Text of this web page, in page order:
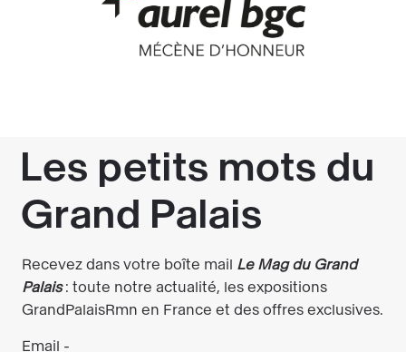
Mécène d’honneur, de Linklaters et de Nexity.